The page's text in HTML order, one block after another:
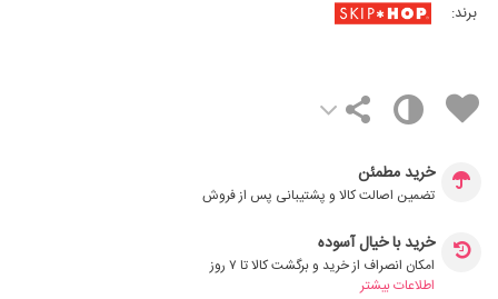
برند:
خرید مطمئن
تضمین اصالت کالا و پشتیبانی پس از فروش
خرید با خیال آسوده
امکان انصراف از خرید و برگشت کالا تا ۷ روز
اطلاعات بیشتر